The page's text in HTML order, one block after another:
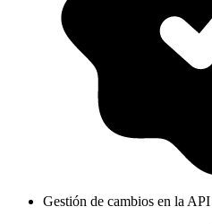
Gestión de cambios en la API